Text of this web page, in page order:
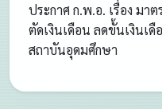
ประกาศ ก.พ.อ. เรื่อง ม
ตัดเงินเดือน ลดขั้นเงินเ
สถาบันอุดมศึกษา